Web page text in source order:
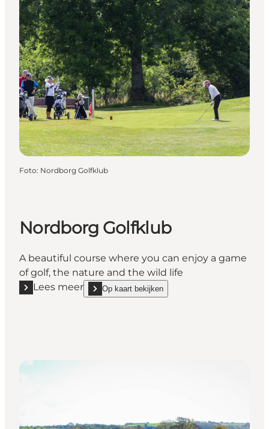
Foto: Nordborg Golfklub
Nordborg Golfklub
A beautiful course where you can enjoy a game
of golf, the nature and the wild life
Lees meer
Lees meer "Nordborg Golfklub"
Op kaart bekijken
show Nordborg Golfklub on_map